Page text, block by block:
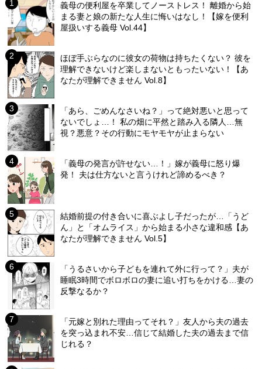
義母の便利屋を卒業してノーストレス！ 離婚から始
まる妻と娘の新たな人生に悔いはなし！【嫁を便利
屋扱いする義母 Vol.44】
ほぼ手ぶらなのに彼女の荷物は持ちたくない？ 彼を
理解できないけど楽しまないともったいない！【あ
なたが理解できません Vol.8】
「あら、ごめんなさいね？」って絶対悪いと思って
ないでしょ…！ 私の畑に平然と踏み入る隣人…無
視？悪意？その行動にモヤモヤが止まらない
「義母の発言が許せない…！」嫁が義母に怒り爆
発！ 夫は仕方ないと言うけれど諦めるべき？
結婚前提の付き合いに喜ぶよし子だったが…「うど
ん」と「オムライス」から始まる小さな違和感【あ
なたが理解できません Vol.5】
「うるさいから子どもを連れて外に行って？」夫が
睡眠3時間でボロボロの妻に追い打ちをかける…妻の
反撃なるか？
「元嫁と別れた理由ってそれ？」友人から夫の過去
を突っ込まれ不安…信じて結婚した夫の過去まで信
じれる？